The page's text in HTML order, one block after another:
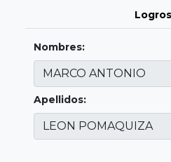
Logros
Nombres:
Apellidos: